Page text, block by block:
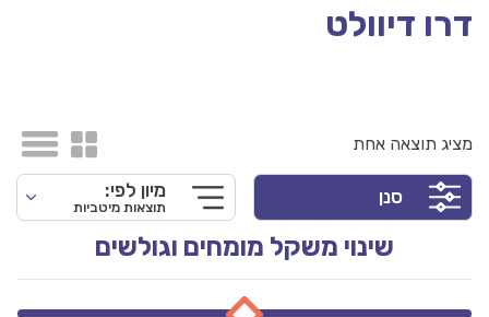
דרו דיוולט
מציג תוצאה אחת
סנן מיון לפי:
תוצאות מיטביות
שינוי משקל מומחים וגולשים